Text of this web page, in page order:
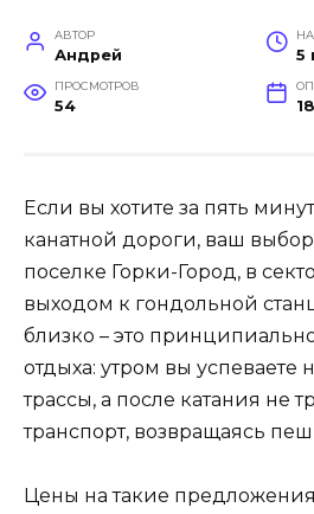
АВТОР
Андрей 5
ПРОСМОТРОВ
54
Если вы хотите за пять
канатной дороги, ваш
поселке Горки-Город, в
выходом к гондольной
близко – это
отдыха: утром вы успеваете
трассы, а после катания не
транспорт, возвращаясь
Цены на такие предложения